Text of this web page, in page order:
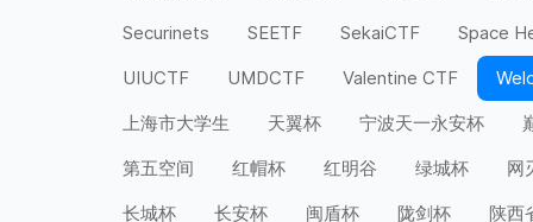
Securinets
SEETF SekaiCTF
Space
UIUCTF
UMDCTF Valentine CTF
上海市大学生
天翼杯 宁波天一永安杯
第五空间
红帽杯 红明谷 绿城杯
网
长城杯
长安杯 闽盾杯 陇剑杯 陕西